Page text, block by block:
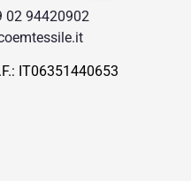
02 94420902
IT06351440653